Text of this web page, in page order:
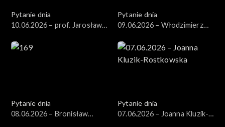
Pytanie dnia
10.06.2026 – prof. Jarosław
Pytanie dnia
09.06.2026 – Włodzimierz
Pytanie dnia
08.06.2026 – Bronisław
Pytanie dnia
07.06.2026 – Joanna Kluzik-